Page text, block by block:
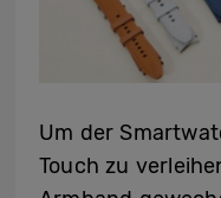
Um der
Touch zu